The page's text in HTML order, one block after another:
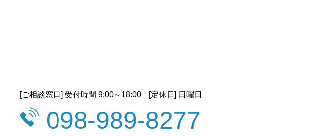
[ご相談窓口] 受付時間 9:00～18:00 [定休日] 日曜日
098-989-8277